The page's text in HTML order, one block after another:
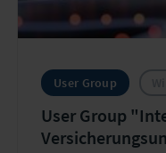
User Group
User Group